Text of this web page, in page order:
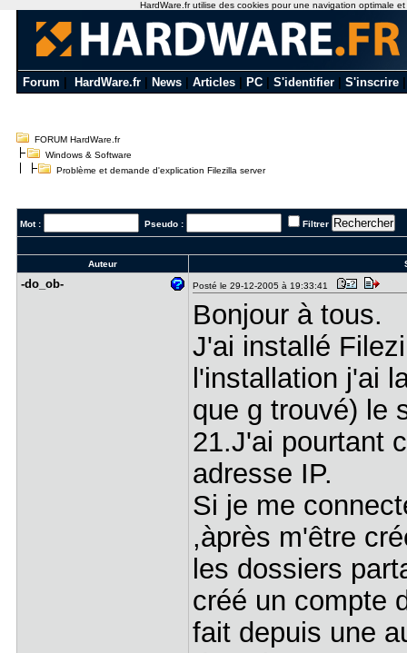
Forum HardWare.fr News Articles PC S'identifier S'inscrire
FORUM HardWare.fr
Windows & Software
Problème et demande d'explication Filezilla server
Mot : Pseudo : Filtrer
Auteur
-do_ob- Posté le 29-12-2005 à 19:33:41
Bonjour à tous.
J'ai installé
l'installation j'ai
que g trouvé) le
21.J'ai pourtant
adresse IP.
Si je me
,àprès m'être
les dossiers
créé un compte
fait depuis une
HardWare.fr utilise des cookies pour une navigation optimale